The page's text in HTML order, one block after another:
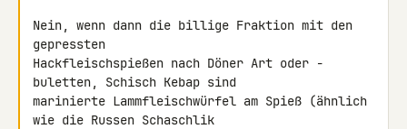
Nein, wenn dann die billige Fraktion mit den
gepressten
Hackfleischspießen nach Döner Art oder -
buletten, Schisch Kebap sind
marinierte Lammfleischwürfel am Spieß (ähnlich
wie die Russen Schaschlik